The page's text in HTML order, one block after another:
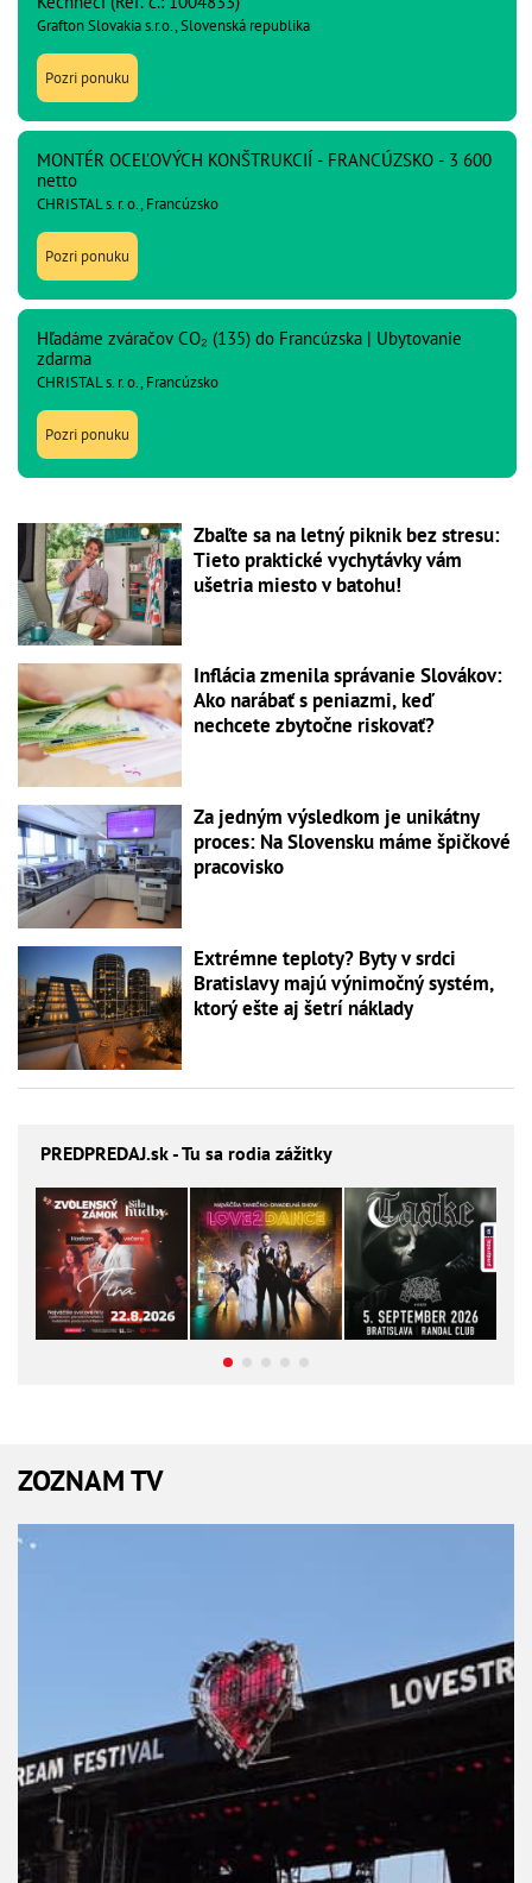
Grafton Slovakia s.r.o., Slovenská republika
Pozri ponuku
MONTÉR OCEĽOVÝCH KONŠTRUKCIÍ - FRANCÚZSKO - 3 600
netto
CHRISTAL s. r. o., Francúzsko
Pozri ponuku
Hľadáme zváračov CO₂ (135) do Francúzska | Ubytovanie
zdarma
CHRISTAL s. r. o., Francúzsko
Pozri ponuku
Zbaľte sa na letný piknik bez stresu:
Tieto praktické vychytávky vám
ušetria miesto v batohu!
Inflácia zmenila správanie Slovákov:
Ako narábať s peniazmi, keď
nechcete zbytočne riskovať?
Za jedným výsledkom je unikátny
proces: Na Slovensku máme špičkové
pracovisko
Extrémne teploty? Byty v srdci
Bratislavy majú výnimočný systém,
ktorý ešte aj šetrí náklady
PREDPREDAJ.sk - Tu sa rodia zážitky
ZOZNAM TV